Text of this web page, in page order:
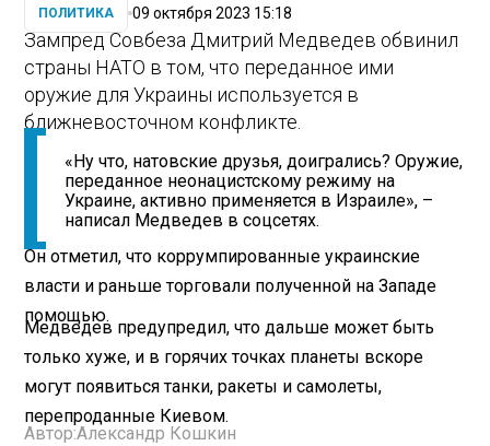
ПОЛИТИКА 09 октября 2023 15:18
Зампред Совбеза Дмитрий Медведев обвинил
страны НАТО в том, что переданное ими
оружие для Украины используется в
ближневосточном конфликте.
«Ну что, натовские друзья, доигрались? Оружие,
переданное неонацистскому режиму на
Украине, активно применяется в Израиле», –
написал Медведев в соцсетях.
Он отметил, что коррумпированные украинские
власти и раньше торговали полученной на Западе
помощью.
Медведев предупредил, что дальше может быть
только хуже, и в горячих точках планеты вскоре
могут появиться танки, ракеты и самолеты,
перепроданные Киевом.
Автор:Александр Кошкин